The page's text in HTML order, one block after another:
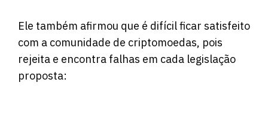
Ele também afirmou que é difícil ficar satisfeito
com a comunidade de criptomoedas, pois
rejeita e encontra falhas em cada legislação
proposta: